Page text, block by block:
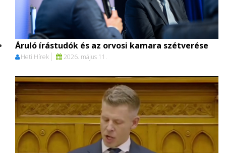
Áruló írástudók és az orvosi kamara szétverése
Heti Hírek 2026. május 11.